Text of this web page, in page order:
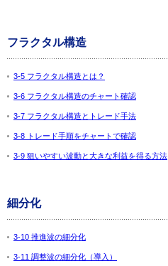
フラクタル構造
3-5 フラクタル構造とは？
3-6 フラクタル構造のチャート確認
3-7 フラクタル構造とトレード手法
3-8 トレード手順をチャートで確認
3-9 狙いやすい波動と大きな利益を得る方法
細分化
3-10 推進波の細分化
3-11 調整波の細分化（導入）